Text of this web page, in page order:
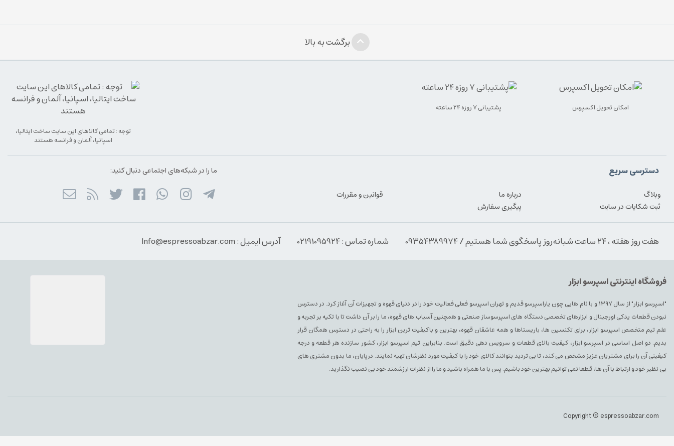
برگشت به بالا
امکان تحویل اکسپرس پشتیبانی ۷ روزه ۲۴ ساعته
توجه : تمامی کالاهای این سایت ساخت ایتالیا،
اسپانیا، آلمان و فرانسه هستند
دسترسی سریع
وبلاگ درباره ما
قوانین و مقررات
ثبت شکایات در سایت
پیگیری سفارش
ما را در شبکه‌های اجتماعی دنبال کنید:
هفت روز هفته ، ۲۴ ساعت شبانه‌روز پاسخگوی شما هستیم / 09354389974 شماره تماس : 02191095924 آدرس ایمیل : Info@espressoabzar.com
فروشگاه اینترنتی اسپرسو ابزار
"اسپرسو ابزار" از سال ۱۳۹۷ و با نام هایی چون یاراسپرسو قدیم و تهران اسپرسو فعلی فعالیت خود را در دنیای قهوه و تجهیزات آن آغاز کرد. در دسترس
نبودن قطعات یدکی اورجینال و ابزارهای تخصصی دستگاه های اسپرسوساز صنعتی و همچنین آسیاب های قهوه، ما را بر آن داشت تا با تکیه بر تجربه و
علم تیم متخصص اسپرسو ابزار، برای تکنسین ها، باریستاها و همه عاشقان قهوه، بهترین و باکیفیت ترین ابزار را به راحتی در دسترس همگان قرار
بدیم. دو اصل اساسی در اسپرسو ابزار، کیفیت بالای قطعات و سرویس دهی دقیق است. بنابراین تیم اسپرسو ابزار، کشور سازنده هر قطعه و درجه
کیفیتی آن را برای مشتریان عزیز مشخص می کند، تا بی تردید بتوانند کالای خود را با کیفیت مورد نظرشان تهیه نمایند. درپایان، ما بدون مشتری های
بی نظیر خود و ارتباط با آن ها، قطعا نمی توانیم بهترین خود باشیم. پس با ما همراه باشید و ما را از نظرات ارزشمند خود بی نصیب نگذارید.
Copyright © espressoabzar.com